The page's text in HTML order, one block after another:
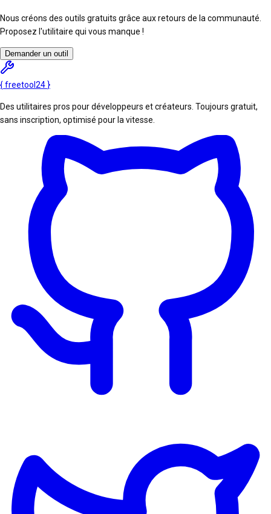
Nous créons des outils gratuits grâce aux retours de la communauté.
Proposez l'utilitaire qui vous manque !
Demander un outil
{freetool24}
Des utilitaires pros pour développeurs et créateurs. Toujours gratuit,
sans inscription, optimisé pour la vitesse.